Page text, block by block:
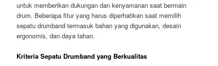
untuk memberikan dukungan dan kenyamanan saat bermain
drum. Beberapa fitur yang harus diperhatikan saat memilih
sepatu drumband termasuk bahan yang digunakan, desain
ergonomis, dan daya tahan.
Kriteria Sepatu Drumband yang Berkualitas